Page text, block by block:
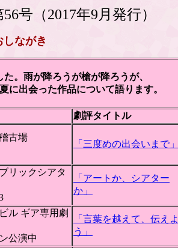
号（2017年9月発行）
しながき
。雨が降ろうが槍が降ろうが、
に出会った作品について語ります。
劇評タイトル
古場
「三度めの出会いまで」
リックシアタ
「アートか、シアター
か」
ル ギア専用劇
公演中
「言葉を越えて、伝えよ
う」